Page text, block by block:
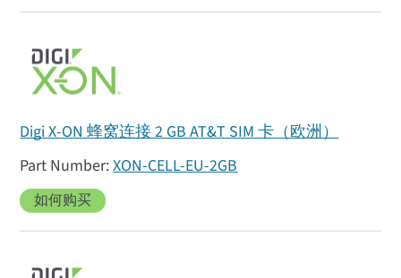
Digi X-ON 蜂窝连接 2 GB AT&T SIM 卡（欧洲）
XON-CELL-EU-2GB
如何购买